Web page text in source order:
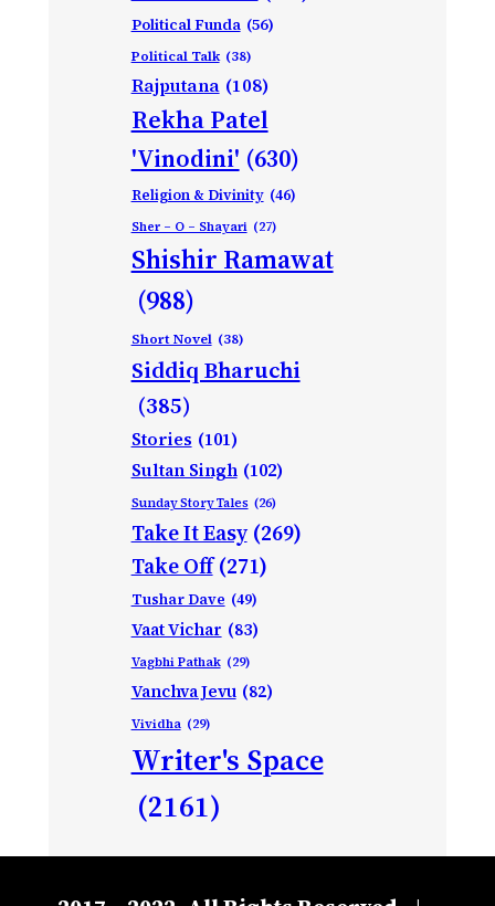
Political Funda (56)
Political Talk (38)
Rajputana (108)
Rekha Patel
'Vinodini' (630)
Religion & Divinity (46)
Sher – O – Shayari (27)
Shishir Ramawat
(988)
Short Novel (38)
Siddiq Bharuchi
(385)
Stories (101)
Sultan Singh (102)
Sunday Story Tales (26)
Take It Easy (269)
Take Off (271)
Tushar Dave (49)
Vaat Vichar (83)
Vagbhi Pathak (29)
Vanchva Jevu (82)
Vividha (29)
Writer's Space
(2161)